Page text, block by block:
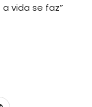
vida se faz”